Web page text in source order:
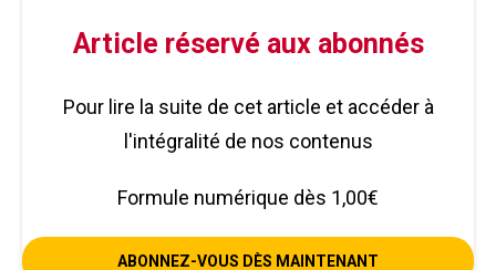
Article réservé aux abonnés
Pour lire la suite de cet article et accéder à
l'intégralité de nos contenus
Formule numérique dès 1,00€
ABONNEZ-VOUS DÈS MAINTENANT